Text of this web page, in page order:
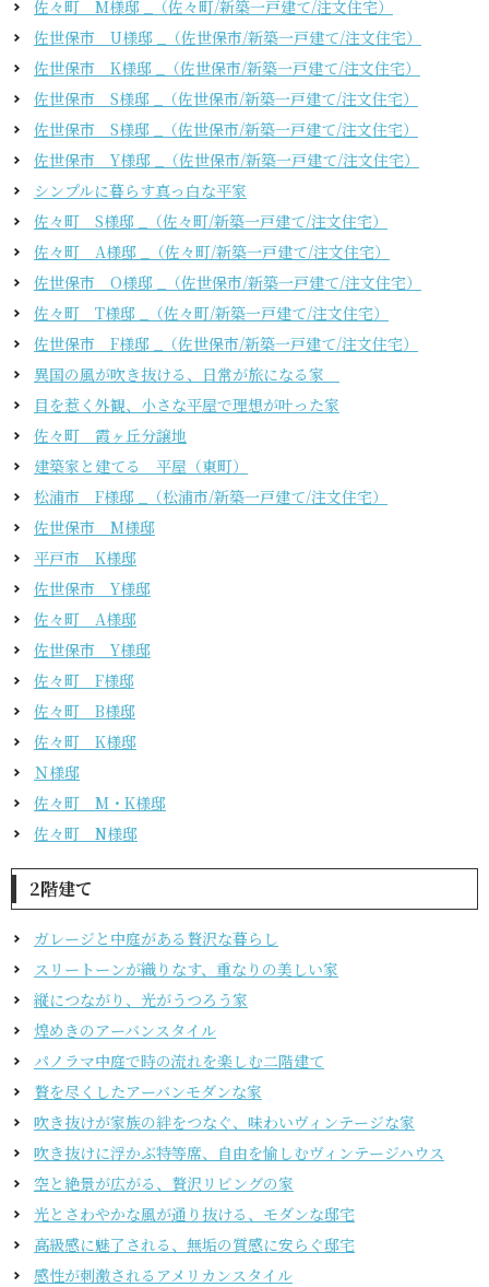
佐々町 M様邸 _（佐々町/新築一戸建て/注文住宅）
佐世保市 U様邸 _（佐世保市/新築一戸建て/注文住宅）
佐世保市 K様邸 _（佐世保市/新築一戸建て/注文住宅）
佐世保市 S様邸 _（佐世保市/新築一戸建て/注文住宅）
佐世保市 S様邸 _（佐世保市/新築一戸建て/注文住宅）
佐世保市 Y様邸 _（佐世保市/新築一戸建て/注文住宅）
シンプルに暮らす真っ白な平家
佐々町 S様邸 _（佐々町/新築一戸建て/注文住宅）
佐々町 A様邸 _（佐々町/新築一戸建て/注文住宅）
佐世保市 O様邸 _（佐世保市/新築一戸建て/注文住宅）
佐々町 T様邸 _（佐々町/新築一戸建て/注文住宅）
佐世保市 F様邸 _（佐世保市/新築一戸建て/注文住宅）
異国の風が吹き抜ける、日常が旅になる家
目を惹く外観、小さな平屋で理想が叶った家
佐々町 霞ヶ丘分譲地
建築家と建てる 平屋（東町）
松浦市 F様邸 _（松浦市/新築一戸建て/注文住宅）
佐世保市 M様邸
平戸市 K様邸
佐世保市 Y様邸
佐々町 A様邸
佐世保市 Y様邸
佐々町 F様邸
佐々町 B様邸
佐々町 K様邸
Ｎ様邸
佐々町 M・K様邸
佐々町 N様邸
2階建て
ガレージと中庭がある贅沢な暮らし
スリートーンが織りなす、重なりの美しい家
縦につながり、光がうつろう家
煌めきのアーバンスタイル
パノラマ中庭で時の流れを楽しむ二階建て
贅を尽くしたアーバンモダンな家
吹き抜けが家族の絆をつなぐ、味わいヴィンテージな家
吹き抜けに浮かぶ特等席、自由を愉しむヴィンテージハウス
空と絶景が広がる、贅沢リビングの家
光とさわやかな風が通り抜ける、モダンな邸宅
高級感に魅了される、無垢の質感に安らぐ邸宅
感性が刺激されるアメリカンスタイル